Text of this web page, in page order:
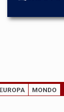
EUROPA MONDO